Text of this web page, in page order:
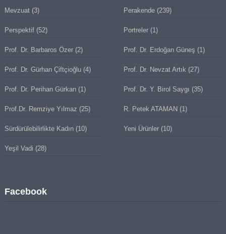
Mevzuat(3) Perakende (239)
Perspektif(52) Portreler (1)
Prof. Dr. Barbaros Özer(2) Prof. Dr. Erdoğan Güneş (1)
Prof. Dr. Gürhan Çiftçioğlu(4) Prof. Dr. Nevzat Artık (27)
Prof. Dr. Perihan Gürkan(1) Prof. Dr. Y. Birol Saygı (35)
Prof.Dr. Remziye Yılmaz (25) R. Petek ATAMAN (1)
Sürdürülebilirlikte Kadın(10) Yeni Ürünler (10)
Yeşil Vadi (28)
Facebook